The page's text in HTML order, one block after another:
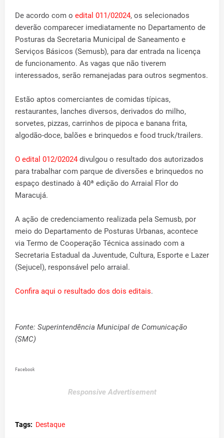
De acordo com o edital 011/02024, os selecionados
deverão comparecer imediatamente no Departamento de
Posturas da Secretaria Municipal de Saneamento e
Serviços Básicos (Semusb), para dar entrada na licença
de funcionamento. As vagas que não tiverem
interessados, serão remanejadas para outros segmentos.
Estão aptos comerciantes de comidas típicas,
restaurantes, lanches diversos, derivados do milho,
sorvetes, pizzas, carrinhos de pipoca e banana frita,
algodão-doce, balões e brinquedos e food truck/trailers.
O edital 012/02024 divulgou o resultado dos autorizados
para trabalhar com parque de diversões e brinquedos no
espaço destinado à 40ª edição do Arraial Flor do
Maracujá.
A ação de credenciamento realizada pela Semusb, por
meio do Departamento de Posturas Urbanas, acontece
via Termo de Cooperação Técnica assinado com a
Secretaria Estadual da Juventude, Cultura, Esporte e Lazer
(Sejucel), responsável pelo arraial.
Confira aqui o resultado dos dois editais.
Fonte: Superintendência Municipal de Comunicação
(SMC)
Facebook
Responsive Advertisement
Tags: Destaque